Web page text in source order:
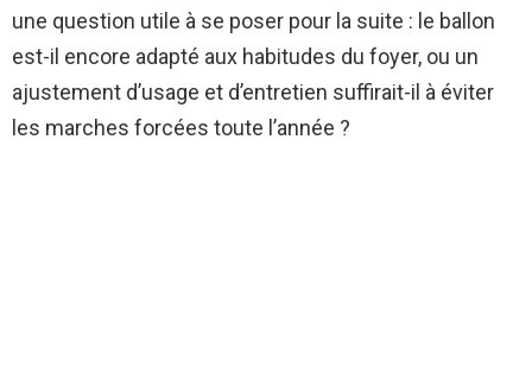
une question utile à se poser pour la suite : le ballon
est-il encore adapté aux habitudes du foyer, ou un
ajustement d’usage et d’entretien suffirait-il à éviter
les marches forcées toute l’année ?